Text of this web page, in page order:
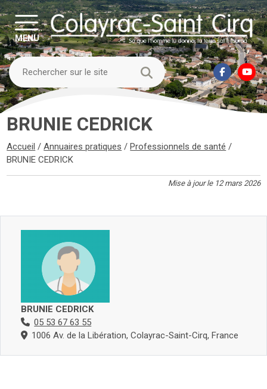
MENU
BRUNIE CEDRICK
Accueil /Annuaires pratiques /Professionnels de santé /
BRUNIE CEDRICK
Mise à jour le 12 mars 2026
BRUNIE CEDRICK
05 53 67 63 55
1006 Av. de la Libération, Colayrac-Saint-Cirq, France